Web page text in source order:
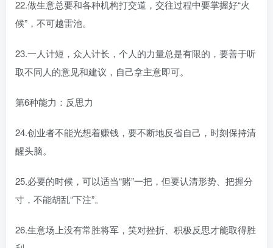
22.做生意总要和各种机构打交道，交往过程中要掌握好“火
候”，不可越雷池。
23.一人计短，众人计长，个人的力量总是有限的，要善于听
取不同人的意见和建议，自己拿主意即可。
第6种能力：反思力
24.创业者不能光想着赚钱，要不断地反省自己，时刻保持清
醒头脑。
25.必要的时候，可以适当“赌”一把，但要认清形势、把握分
寸，不能胡乱“下注”。
26.生意场上没有常胜将军，笑对挫折、积极反思才能取得胜